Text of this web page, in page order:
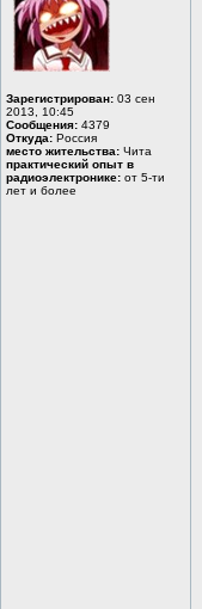
Зарегистрирован: 03 сен
2013, 10:45
Сообщения: 4379
Откуда: Россия
место жительства: Чита
практический опыт в
радиоэлектронике: от 5-ти
лет и более